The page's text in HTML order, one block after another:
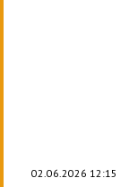
02.06.2026 12:15